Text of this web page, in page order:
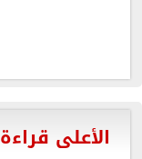
الأعلى قراءة